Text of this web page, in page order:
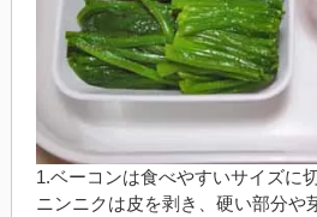
1.ベーコンは食べやすいサイズに
ニンニクは皮を剥き、硬い部分や